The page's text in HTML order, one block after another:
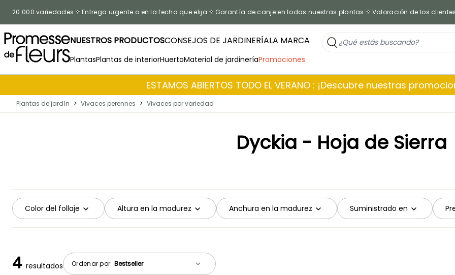
20 000 variedades Entrega urgente o en la fecha que elija Garantía de canje en todas nuestras plantas Valoración de los
NUESTROS PRODUCTOSCONSEJOS DE JARDINERÍALA MARCA
PlantasPlantas de interiorHuertoMaterial de jardineríaPromociones
ESTAMOS ABIERTOS TODO EL VERANO : ¡Descubre nuestras
Plantas de jardín > Vivaces perennes > Vivaces por variedad
Dyckia - Hoja de Sierra
Color del follaje Altura en la madurez Anchura en la madurez Suministrado en
Ordenar por:
4 resultados